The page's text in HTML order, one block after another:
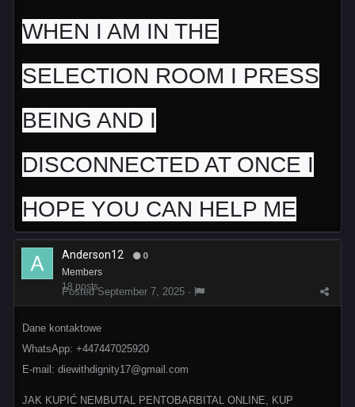
WHEN I AM IN THE
SELECTION ROOM I PRESS
BEING AND I
DISCONNECTED AT ONCE I
HOPE YOU CAN HELP ME
Anderson12 0
Members
18 posts
PostedSeptember 7, 2025 ·
Dane kontaktowe
WhatsApp: +447447025920
E-mail: diewithdignity17@gmail.com
JAK KUPIĆ NEMBUTAL PENTOBARBITAL ONLINE, KUP